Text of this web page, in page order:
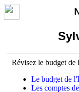
Révisez le budget de
Le budget de
Les comptes